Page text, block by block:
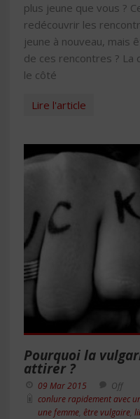
plus jeune que vous ?
redécouvrir les
jeune à nouveau, mais
de ces rencontres ? La
le côté
Lire l'article
Pourquoi la
attirer ?
09 Mar 2015
Off
conlure rapidement avec
une femme être vulgaire